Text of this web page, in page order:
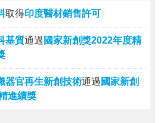
取得印度醫材銷售許可
基質通過 國家新創獎2022年度精
器官再生新創技術通過 國家新創
進續獎